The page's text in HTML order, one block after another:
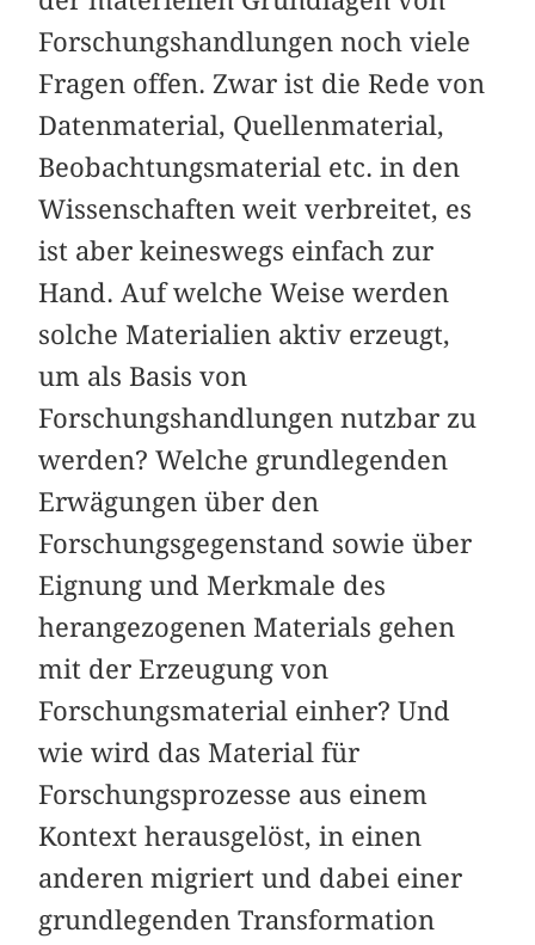
Forschungshandlungen noch viele
Fragen offen. Zwar ist die Rede von
Datenmaterial, Quellenmaterial,
Beobachtungsmaterial etc. in den
Wissenschaften weit verbreitet, es
ist aber keineswegs einfach zur
Hand. Auf welche Weise werden
solche Materialien aktiv erzeugt,
um als Basis von
Forschungshandlungen nutzbar zu
werden? Welche grundlegenden
Erwägungen über den
Forschungsgegenstand sowie über
Eignung und Merkmale des
herangezogenen Materials gehen
mit der Erzeugung von
Forschungsmaterial einher? Und
wie wird das Material für
Forschungsprozesse aus einem
Kontext herausgelöst, in einen
anderen migriert und dabei einer
grundlegenden Transformation